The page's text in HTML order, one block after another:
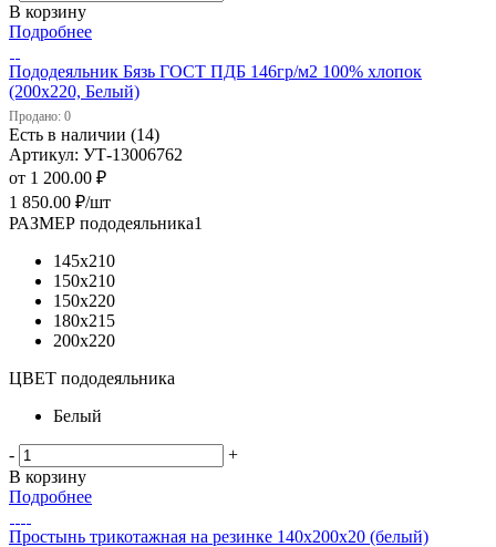
В корзину
Подробнее
Пододеяльник Бязь ГОСТ ПДБ 146гр/м2 100% хлопок
(200х220, Белый)
Продано: 0
Есть в наличии (14)
Артикул: УТ-13006762
от 1 200.00 ₽
1 850.00 ₽/шт
РАЗМЕР пододеяльника1
145х210
150х210
150х220
180х215
200х220
ЦВЕТ пододеяльника
Белый
-
+
В корзину
Подробнее
Простынь трикотажная на резинке 140х200х20 (белый)